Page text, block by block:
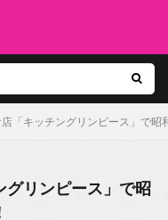
「キッチングリンピース」で昭
グリンピース」で昭